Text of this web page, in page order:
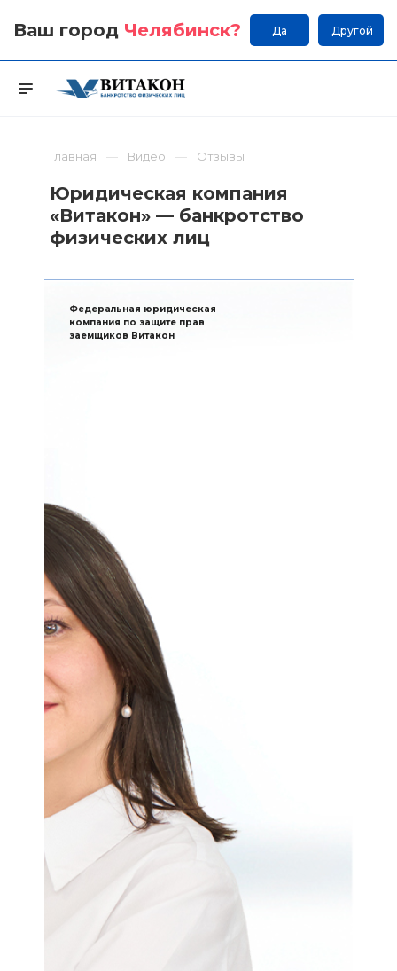
Ваш город Челябинск? Да Другой
Главная Видео Отзывы
Юридическая компания
«Витакон» — банкротство
физических лиц
Федеральная юридическая
компания по защите прав
заемщиков Витакон